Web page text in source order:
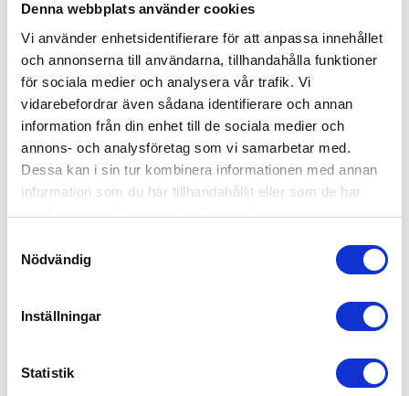
Denna webbplats använder cookies
Vi använder enhetsidentifierare för att anpassa innehållet
och annonserna till användarna, tillhandahålla funktioner
för sociala medier och analysera vår trafik. Vi
vidarebefordrar även sådana identifierare och annan
information från din enhet till de sociala medier och
annons- och analysföretag som vi samarbetar med.
Dessa kan i sin tur kombinera informationen med annan
information som du har tillhandahållit eller som de har
samlat in när du har använt deras tjänster.
Nödvändig
Inställningar
Statistik
10,999